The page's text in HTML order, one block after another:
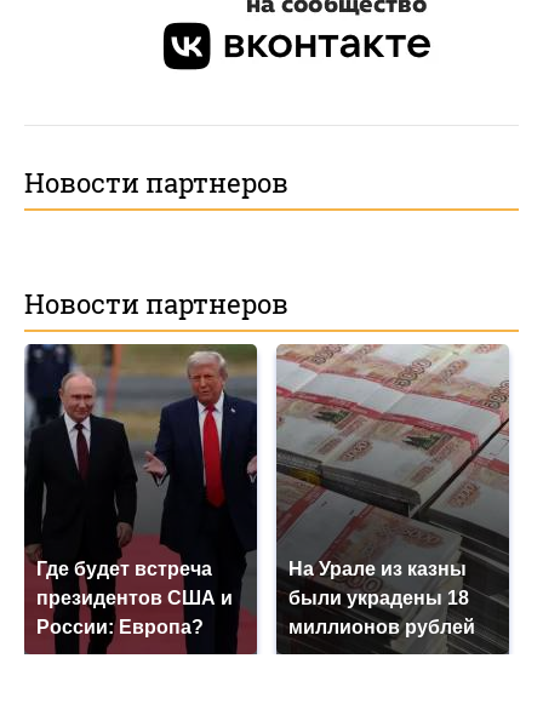
Новости партнеров
Новости партнеров
Где будет встреча
президентов США и
России: Европа?
На Урале из казны
были украдены 18
миллионов рублей